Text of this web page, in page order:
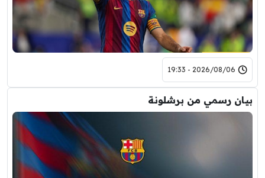
2026/08/06 - 19:33
بيان رسمي من برشلونة